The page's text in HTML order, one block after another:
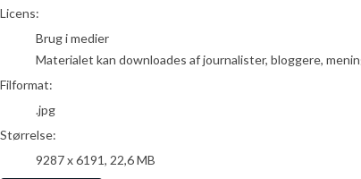
go to media item
Licens:
Brug i medier
Materialet kan downloades af journalister, bloggere,
Filformat:
.jpg
Størrelse:
9287 x 6191, 22,6 MB